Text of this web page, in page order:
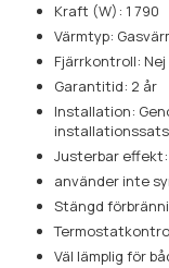
Kraft (W): 1 790
Värmtyp:
Fjärrkontroll: Nej
Garantitid: 2 år
Installation:
installationssats
Justerbar effekt:
använder inte
Stängd
Väl lämplig för